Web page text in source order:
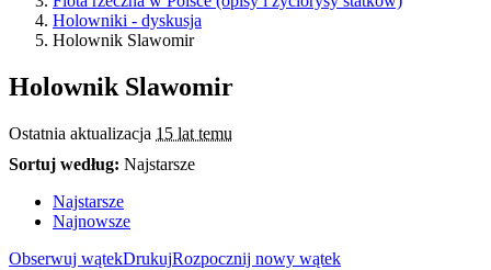
Holowniki - dyskusja
Holownik Slawomir
Holownik Slawomir
Ostatnia aktualizacja 15 lat temu
Sortuj według: Najstarsze
Najstarsze
Najnowsze
Obserwuj wątekDrukujRozpocznij nowy wątek